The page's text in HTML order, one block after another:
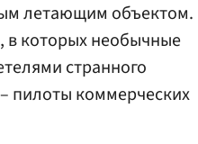
летающим объектом.
в которых необычные
странного
пилоты коммерческих